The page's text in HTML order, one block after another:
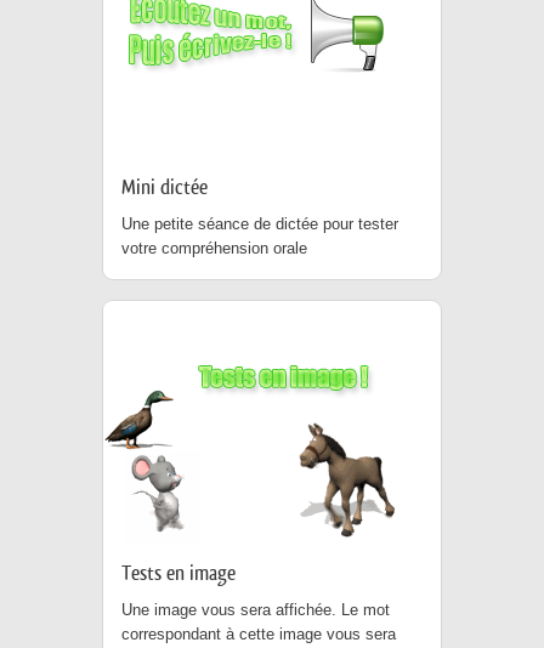
Mini dictée
Une petite séance de dictée pour tester
votre compréhension orale
Tests en image
Une image vous sera affichée. Le mot
correspondant à cette image vous sera